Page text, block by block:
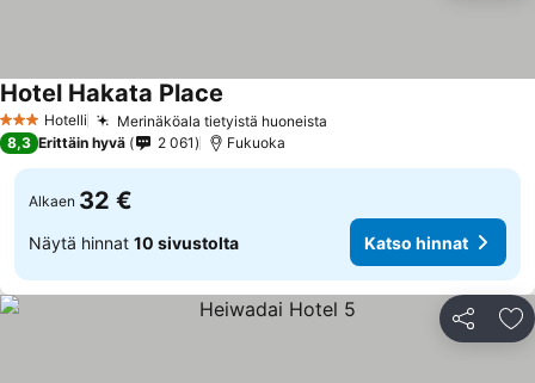
3 Tähtiluokitus
Hotelli Merinäköala tietyistä huoneista
Hotel Hakata Place
8,3 Erittäin hyvä 2 061 Fukuoka
Alkaen 32 €
Näytä hinnat 10 sivustolta Katso hinnat
Jaa